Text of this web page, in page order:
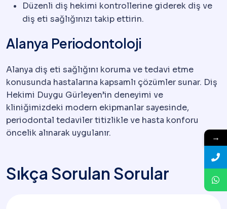
Düzenli diş hekimi kontrollerine giderek diş ve
diş eti sağlığınızı takip ettirin.
Alanya Periodontoloji
Alanya diş eti sağlığını koruma ve tedavi etme
konusunda hastalarına kapsamlı çözümler sunar. Diş
Hekimi Duygu Gürleyen’in deneyimi ve
kliniğimizdeki modern ekipmanlar sayesinde,
periodontal tedaviler titizlikle ve hasta konforu
öncelik alınarak uygulanır.
Sıkça Sorulan Sorular
→